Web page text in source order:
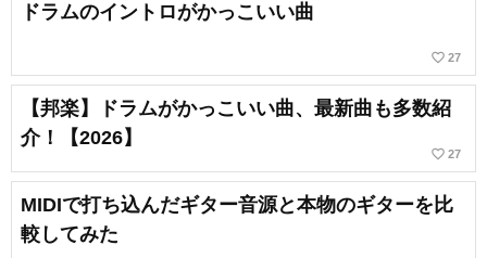
ドラムのイントロがかっこいい曲
favorite_border 27
【邦楽】ドラムがかっこいい曲、最新曲も多数紹
介！【2026】
favorite_border 27
MIDIで打ち込んだギター音源と本物のギターを比
較してみた